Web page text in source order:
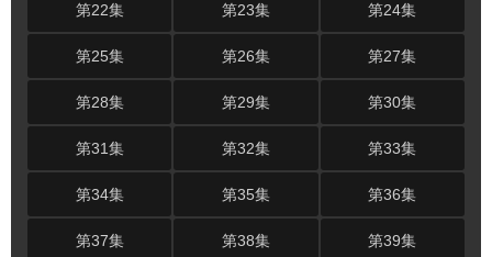
第22集 第23集 第24集
第25集 第26集 第27集
第28集 第29集 第30集
第31集 第32集 第33集
第34集 第35集 第36集
第37集 第38集 第39集